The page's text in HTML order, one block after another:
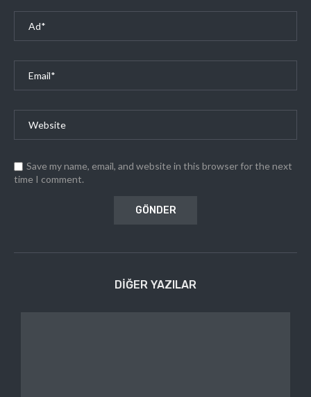
Save my name, email, and website in this browser for the next
time I comment.
DIĞER YAZILAR